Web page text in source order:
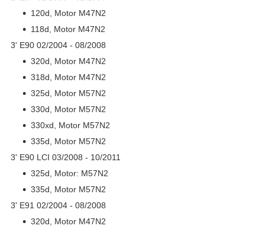
120d, Motor M47N2
118d, Motor M47N2
3' E90 02/2004 - 08/2008
320d, Motor M47N2
318d, Motor M47N2
325d, Motor M57N2
330d, Motor M57N2
330xd, Motor M57N2
335d, Motor M57N2
3' E90 LCI 03/2008 - 10/2011
325d, Motor: M57N2
335d, Motor M57N2
3' E91 02/2004 - 08/2008
320d, Motor M47N2